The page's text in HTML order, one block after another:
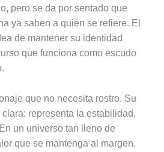
pero se da por sentado que
ya saben a quién se refiere. El
de mantener su identidad
que funciona como escudo
que no necesita rostro. Su
representa la estabilidad,
un universo tan lleno de
que se mantenga al margen.